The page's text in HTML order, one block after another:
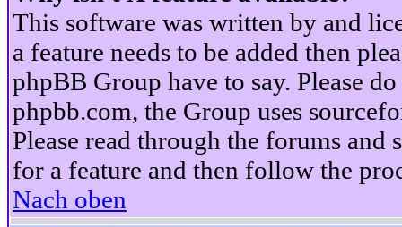
This software was written by and
a feature needs to be added then
phpBB Group have to say. Please
phpbb.com, the Group uses
Please read through the forums
for a feature and then follow the
Nach oben